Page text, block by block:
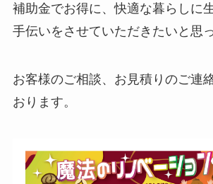
補助金でお得に、快適な暮らしに
手伝いをさせていただきたいと思
お客様のご相談、お見積りのご連
おります。